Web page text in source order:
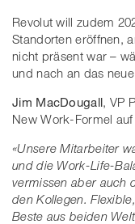
Revolut will zudem
Standorten eröffnen,
nicht präsent war –
und nach an das
Jim MacDougall, VP
New Work-Formel
«Unsere Mitarbeiter
und die Work-Life-
vermissen aber auch
den Kollegen.
Beste aus beiden